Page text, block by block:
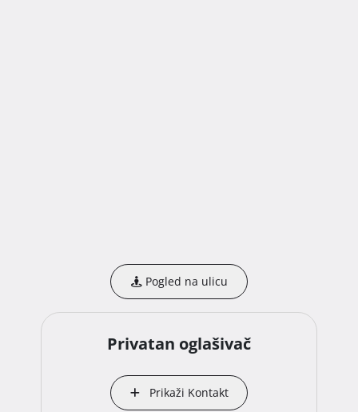
Pogled na ulicu
Privatan oglašivač
Prikaži Kontakt